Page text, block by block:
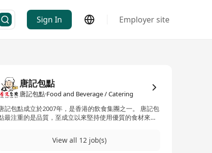
Sign In Employer site
唐記包點
唐記包點·Food and Beverage / Catering
記包點成立於2007年，是香港的飲食集團之一。 唐記包
最注重的是品質，至成立以來堅持使用優質的食材來製
View all 12 job(s)